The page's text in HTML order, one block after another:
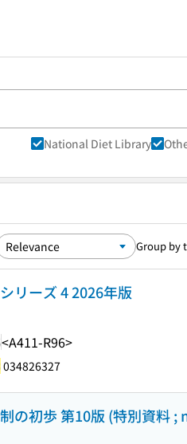
National Diet Library
Group by
リーズ 4 2026年版
<A411-R96>
034826327
の初歩 第10版 (特別資料 ;